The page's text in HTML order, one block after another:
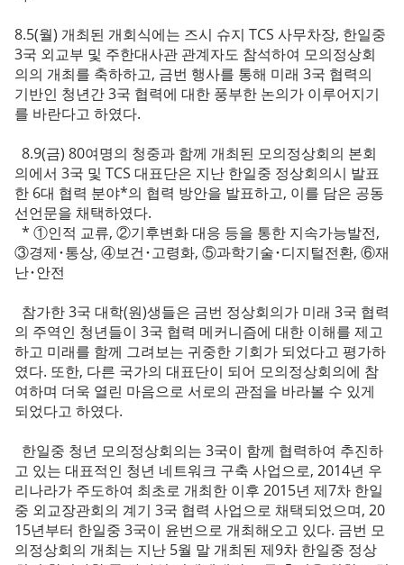
8.5(월) 개최된 개회식에는 즈시 슈지 TCS 사무차장, 한일중
3국 외교부 및 주한대사관 관계자도 참석하여 모의정상회
의의 개최를 축하하고, 금번 행사를 통해 미래 3국 협력의
기반인 청년간 3국 협력에 대한 풍부한 논의가 이루어지기
를 바란다고 하였다.
8.9(금) 80여명의 청중과 함께 개최된 모의정상회의 본회
의에서 3국 및 TCS 대표단은 지난 한일중 정상회의시 발표
한 6대 협력 분야*의 협력 방안을 발표하고, 이를 담은 공동
선언문을 채택하였다.
* ①인적 교류, ②기후변화 대응 등을 통한 지속가능발전,
③경제･통상, ④보건･고령화, ⑤과학기술･디지털전환, ⑥재
난･안전
참가한 3국 대학(원)생들은 금번 정상회의가 미래 3국 협력
의 주역인 청년들이 3국 협력 메커니즘에 대한 이해를 제고
하고 미래를 함께 그려보는 귀중한 기회가 되었다고 평가하
였다. 또한, 다른 국가의 대표단이 되어 모의정상회의에 참
여하며 더욱 열린 마음으로 서로의 관점을 바라볼 수 있게
되었다고 하였다.
한일중 청년 모의정상회의는 3국이 함께 협력하여 추진하
고 있는 대표적인 청년 네트워크 구축 사업으로, 2014년 우
리나라가 주도하여 최초로 개최한 이후 2015년 제7차 한일
중 외교장관회의 계기 3국 협력 사업으로 채택되었으며, 20
15년부터 한일중 3국이 윤번으로 개최해오고 있다. 금번 모
의정상회의 개최는 지난 5월 말 개최된 제9차 한일중 정상